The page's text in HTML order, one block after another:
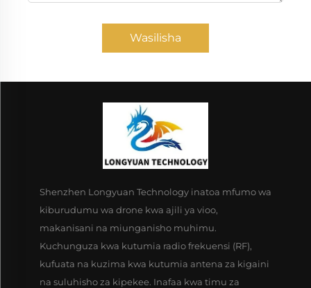
Wasilisha
Shenzhen Longyuan Technology inatoa mfumo wa
kiburudumu wa drone kwa ajili ya vioo,
makanisani na miunganisho muhimu.
Kuchunguza kwa kutumia radio frekuensi (RF),
kufuata na kuzima kwa kutumia antena za kigaini
na suluhisho za kipekee. Inafaa kwa timu za